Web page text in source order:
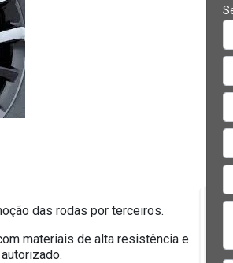
das rodas por terceiros.
materiais de alta resistência e